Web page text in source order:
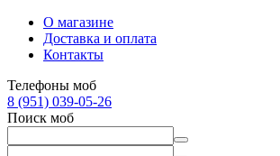
О магазине
Доставка и оплата
Контакты
Телефоны моб
8 (951) 039-05-26
Поиск моб